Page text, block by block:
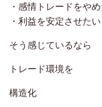
・感情トレードをや
・利益を安定させたい
そう感じているなら
トレード環境を
構造化